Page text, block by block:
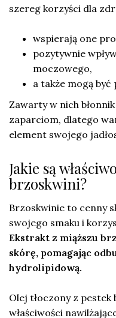
szereg korzyści dla
wspierają one
pozytywnie
moczowego,
a także mogą być
Zawarty w nich
zaparciom, dlatego
element swojego
Jakie są
brzoskwini?
Brzoskwinie to cenny
swojego smaku i
Ekstrakt z miąższu
skórę, pomagając
hydrolipidową.
Olej tłoczony z
właściwości